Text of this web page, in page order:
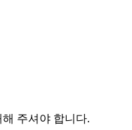
주셔야 합니다.